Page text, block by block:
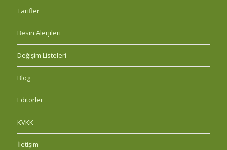
Tarifler
Besin Alerjileri
Değişim Listeleri
Blog
Editörler
KVKK
İletişim